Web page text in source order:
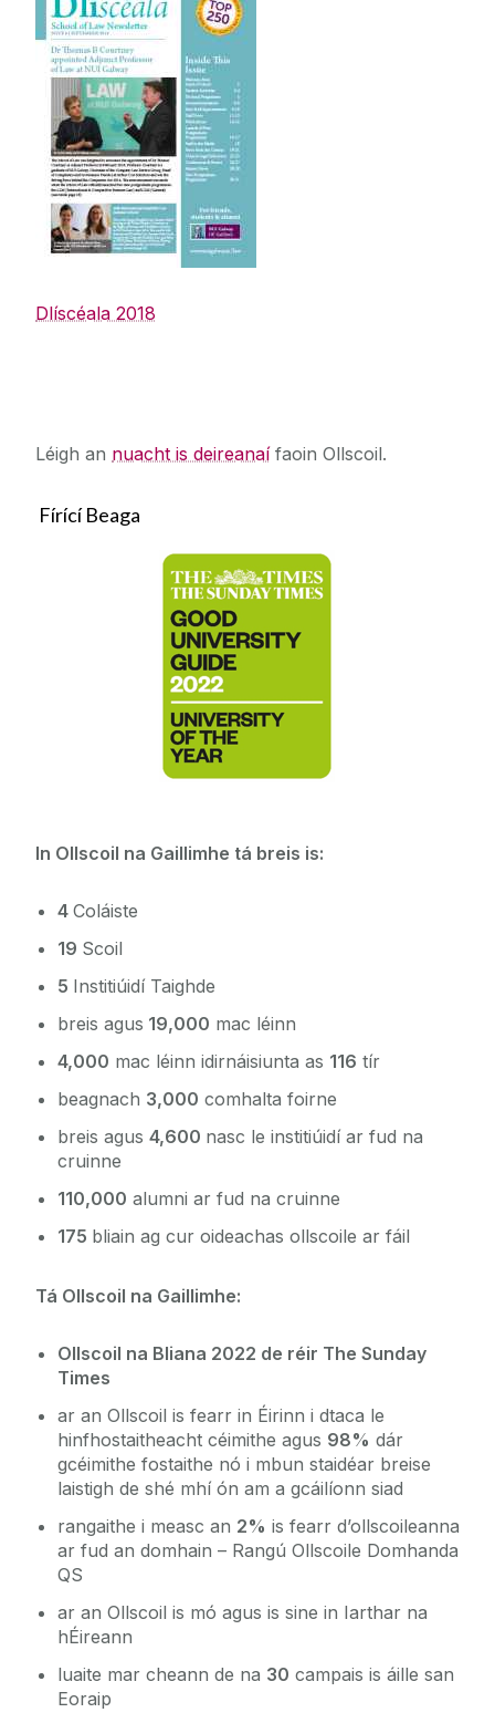
Dlíscéala 2018
Léigh an nuacht is deireanaífaoin Ollscoil.
Fírící Beaga
In Ollscoil na Gaillimhe tá breis is:
4 Coláiste
19 Scoil
5 Institiúidí Taighde
breis agus 19,000 mac léinn
4,000 mac léinn idirnáisiunta as 116 tír
beagnach 3,000 comhalta foirne
breis agus 4,600 nasc le institiúidí ar fud na
cruinne
110,000 alumni ar fud na cruinne
175 bliain ag cur oideachas ollscoile ar fáil
Tá Ollscoil na Gaillimhe:
Ollscoil na Bliana 2022 de réir The Sunday
Times
ar an Ollscoil is fearr in Éirinn i dtaca le
hinfhostaitheacht céimithe agus 98% dár
gcéimithe fostaithe nó i mbun staidéar breise
laistigh de shé mhí ón am a gcáilíonn siad
rangaithe i measc an 2% is fearr d’ollscoileanna
ar fud an domhain – Rangú Ollscoile Domhanda
QS
ar an Ollscoil is mó agus is sine in Iarthar na
hÉireann
luaite mar cheann de na 30 campais is áille san
Eoraip